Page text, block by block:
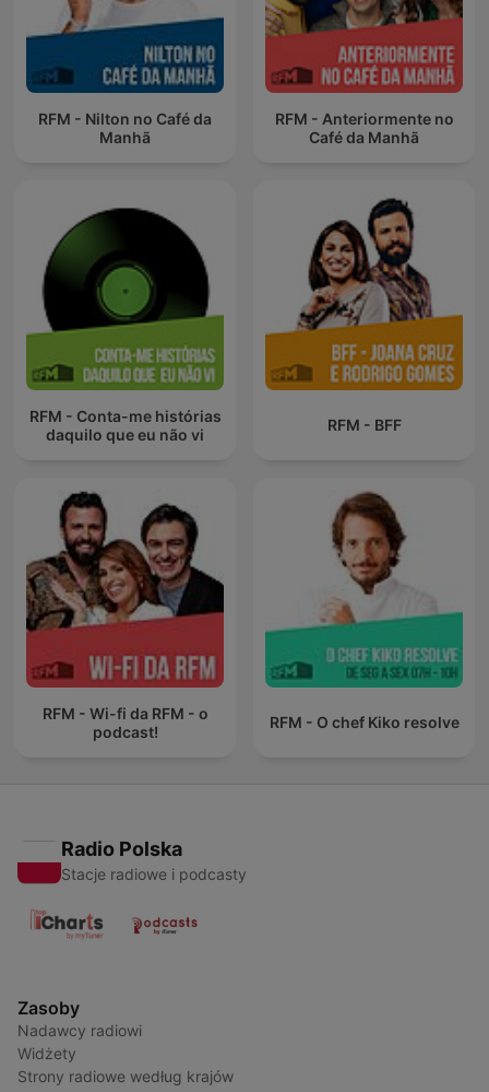
RFM - Nilton no Café da
Manhã
RFM - Anteriormente no
Café da Manhã
RFM - Conta-me histórias
daquilo que eu não vi
RFM - BFF
RFM - Wi-fi da RFM - o
podcast!
RFM - O chef Kiko resolve
Radio Polska
Stacje radiowe i podcasty
Zasoby
Nadawcy radiowi
Widżety
Strony radiowe według krajów